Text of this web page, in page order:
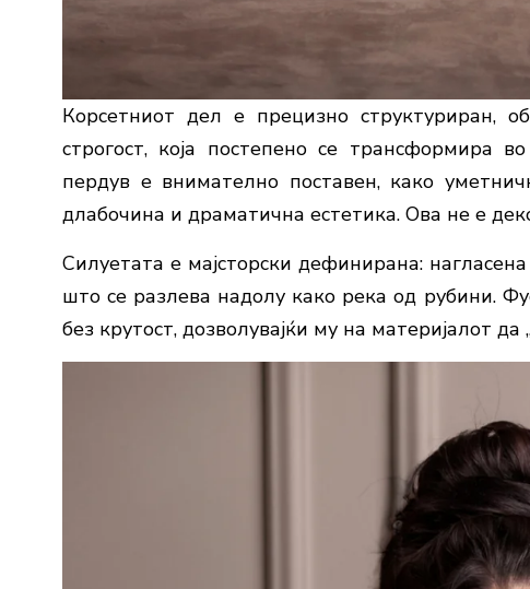
Корсетниот дел е прецизно структуриран,
строгост, која постепено се трансформира
пердув е внимателно поставен, како
длабочина и драматична естетика. Ова не е
Силуетата е мајсторски дефинирана:
што се разлева надолу како река од рубини.
без крутост, дозволувајќи му на материјалот